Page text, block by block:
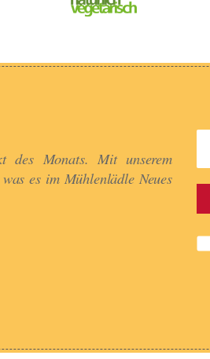
des Monats. Mit unserem
es im Mühlenlädle Neues